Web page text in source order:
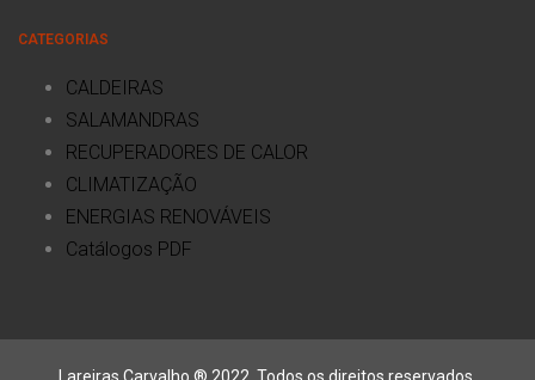
CATEGORIAS
CALDEIRAS
SALAMANDRAS
RECUPERADORES DE CALOR
CLIMATIZAÇÃO
ENERGIAS RENOVÁVEIS
Catálogos PDF